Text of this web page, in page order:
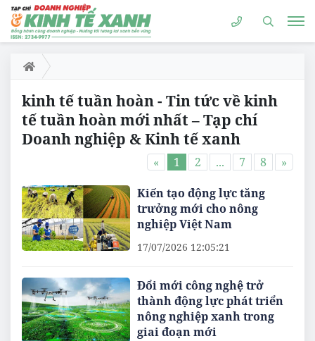
kinh tế tuần hoàn - Tin tức về kinh
tế tuần hoàn mới nhất – Tạp chí
Doanh nghiệp & Kinh tế xanh
« 1 2 ... 7 8 »
Kiến tạo động lực tăng
trưởng mới cho nông
nghiệp Việt Nam
17/07/2026 12:05:21
Đổi mới công nghệ trở
thành động lực phát triển
nông nghiệp xanh trong
giai đoạn mới